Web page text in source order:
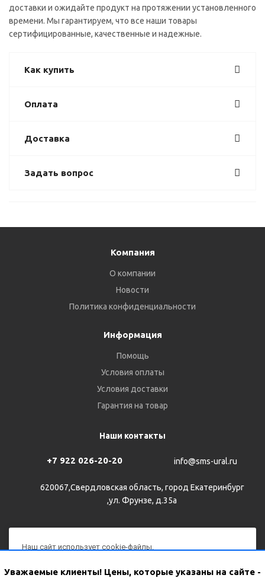
доставки и ожидайте продукт на протяжении установленного
времени. Мы гарантируем, что все наши товары
сертифицированные, качественные и надежные.
Как купить
Оплата
Доставка
Задать вопрос
Компания
О компании
Новости
Политика конфиденциальности
Информация
Помощь
Условия оплаты
Условия доставки
Гарантия на товар
Наши контакты
+7 922 026-20-20 info@sms-ural.ru
620067,Свердловская область, город Екатеринбург
,ул. Фрунзе, д.35а
Наш сайт использует cookie-файлы.
обработку персональных данных с использованием Яндекс
Уважаемые клиенты! Цены, которые указаны на сайте -